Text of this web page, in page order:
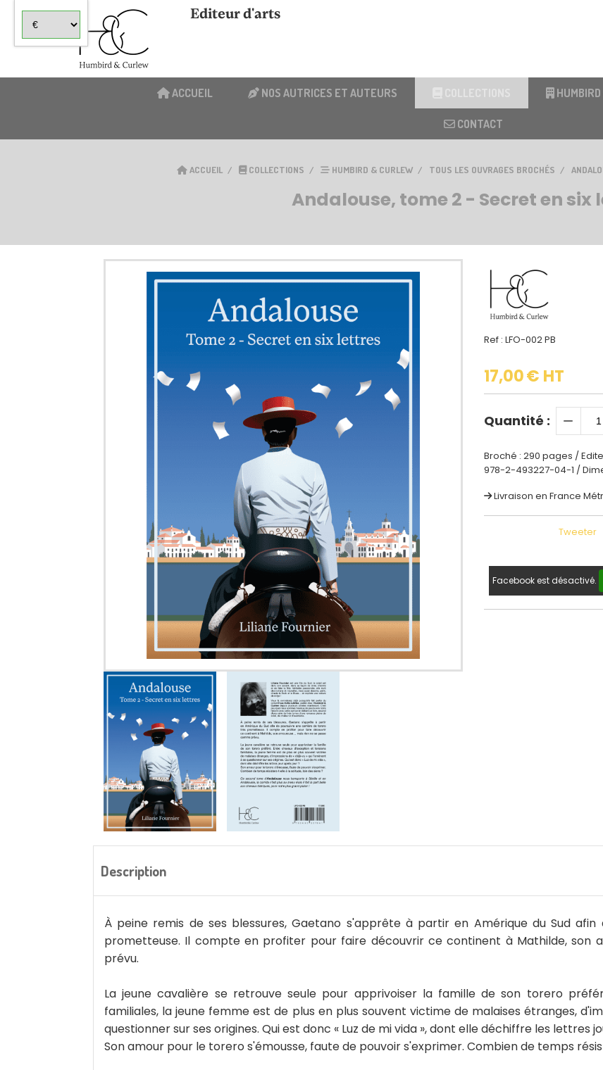
Editeur d'arts
ACCUEIL NOS AUTRICES ET AUTEURS
CONTACT
ACCUEIL COLLECTIONS HUMBIRD & CURLEW TOUS LES OUVRAGES BROCHÉS
Andalouse, tome 2 - Secret en six
Ref : LFO-002 PB
17,00€ HT
Quantité :
Broché : 290 pages /
978-2-493227-04-1 /
Livraison en France
Tweeter
Facebook est désactivé.
Description
À peine remis de ses blessures, Gaetano s'apprête à partir en Amérique du Sud
prometteuse. Il compte en profiter pour faire découvrir ce continent à Mathilde, son
prévu.
La jeune cavalière se retrouve seule pour apprivoiser la famille de son torero
familiales, la jeune femme est de plus en plus souvent victime de malaises étranges,
questionner sur ses origines. Qui est donc « Luz de mi vida », dont elle déchiffre les lettres
Son amour pour le torero s'émousse, faute de pouvoir s'exprimer. Combien de temps